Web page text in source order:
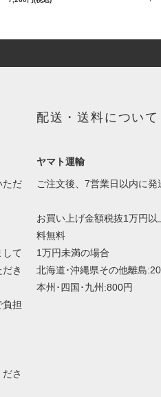
ただ
て
き
担
さ
配送・送料について
ヤマト運輸
ご注文後、7営業日以内に発
お買い上げ金額税抜1万円以
料無料
1万円未満の場合
北海道･沖縄県その他離島
本州･四国･九州:800円